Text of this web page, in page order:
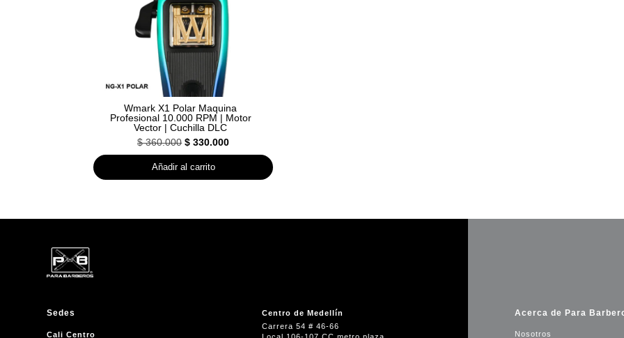
Wmark X1 Polar Maquina
Profesional 10.000 RPM | Motor
Vector | Cuchilla DLC
$360.000 El
precio
original
$ 330.000El
precio
Añadir al carrito
Sedes
Cali Centro
Centro de Medellín
Carrera 54 # 46-66
Acerca de Para
Nosotros